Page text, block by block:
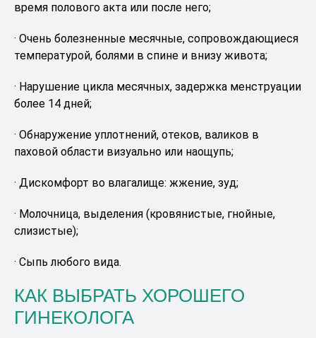
время полового акта или после него;
· Очень болезненные месячные, сопровождающиеся
температурой, болями в спине и внизу живота;
· Нарушение цикла месячных, задержка менструации
более 14 дней;
· Обнаружение уплотнений, отеков, валиков в
паховой области визуально или наощупь;
· Дискомфорт во влагалище: жжение, зуд;
· Молочница, выделения (кровянистые, гнойные,
слизистые);
· Сыпь любого вида.
КАК ВЫБРАТЬ ХОРОШЕГО
ГИНЕКОЛОГА